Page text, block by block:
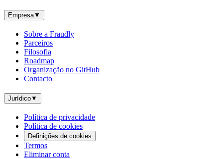
Empresa▼
Sobre a Fraudly
Parceiros
Filosofia
Roadmap
Organização no GitHub
Contacto
Jurídico▼
Política de privacidade
Política de cookies
Definições de cookies
Termos
Eliminar conta